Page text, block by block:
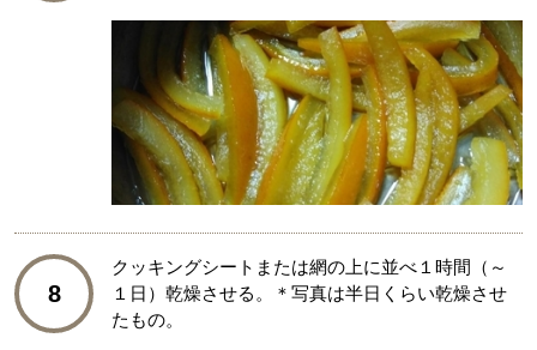
8
クッキングシートまたは網の上に並べ１時間（～
１日）乾燥させる。＊写真は半日くらい乾燥させ
たもの。